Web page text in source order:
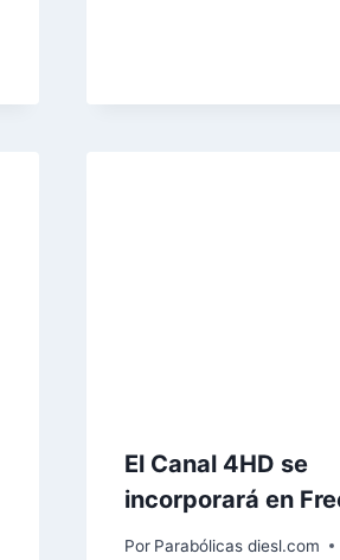
El Canal 4HD se
incorporará en
Por Parabólicas diesl.com